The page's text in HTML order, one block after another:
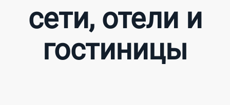
сети, отели и
гостиницы